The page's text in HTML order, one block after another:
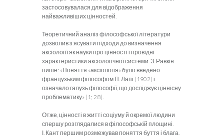
застосовувалася для відображення
найважливіших цінностей.
Теоретичний аналіз філософської літератури
дозволив з ясувати підходи до визначення
аксіології як науки про цінності і провідні
характеристики аксіологічної системи. З. Равкін
пише: «Поняття «аксіологія» було введено
французьким філософом П. Лапі (1902) і
означало галузь філософії, що досліджує ціннісну
проблематику» [1; 28].
Отже, цінності в житті соціуму й окремої людини
спершу розглядалися в філософській площині.
І. Кант першим розмежував поняття буття і блага.